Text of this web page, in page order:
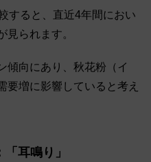
すると、直近4年間におい
見られます。
傾向にあり、秋花粉（イ
要増に影響していると考え
耳鳴り」